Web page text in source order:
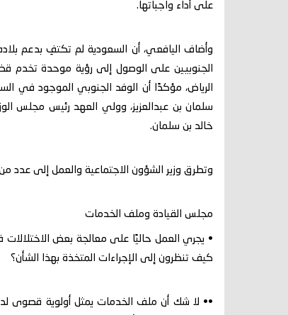
على أداء واجباتها.
وأضاف اليافعي، أن السعودية لم تكتفِ بدعم
الجنوبيين على الوصول إلى رؤية موحدة تخدم
الرياض، مؤكدًا أن الوفد الجنوبي الموجود في
سلمان بن عبدالعزيز، وولي العهد رئيس مجلس
خالد بن سلمان.
وتطرق وزير الشؤون الاجتماعية والعمل إلى عدد
مجلس القيادة وملف الخدمات
• يجري العمل حاليًا على معالجة بعض
كيف تنظرون إلى الإجراءات المتخذة بهذا الشأن؟
•• لا شك أن ملف الخدمات يمثل أولوية قصوى